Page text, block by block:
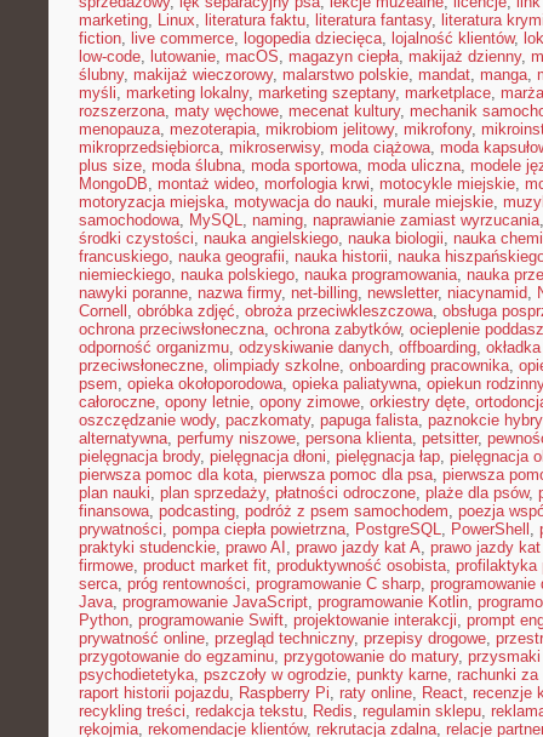
marketing, Linux, literatura faktu, literatura fantasy, literatura
fiction, live commerce, logopedia dziecięca, lojalność klientów,
low-code, lutowanie, macOS, magazyn ciepła, makijaż dzienny,
ślubny, makijaż wieczorowy, malarstwo polskie, mandat, manga,
myśli, marketing lokalny, marketing szeptany, marketplace, marża
rozszerzona, maty węchowe, mecenat kultury, mechanik
menopauza, mezoterapia, mikrobiom jelitowy, mikrofony,
mikroprzedsiębiorca, mikroserwisy, moda ciążowa, moda
plus size, moda ślubna, moda sportowa, moda uliczna, modele
MongoDB, montaż wideo, morfologia krwi, motocykle miejskie,
motoryzacja miejska, motywacja do nauki, murale miejskie,
samochodowa, MySQL, naming, naprawianie zamiast wyrzucania
środki czystości, nauka angielskiego, nauka biologii, nauka
francuskiego, nauka geografii, nauka historii, nauka
niemieckiego, nauka polskiego, nauka programowania, nauka
nawyki poranne, nazwa firmy, net-billing, newsletter, niacynamid,
Cornell , obróbka zdjęć, obroża przeciwkleszczowa, obsługa
ochrona przeciwsłoneczna, ochrona zabytków, ocieplenie
odporność organizmu, odzyskiwanie danych, offboarding,
przeciwsłoneczne, olimpiady szkolne, onboarding pracownika,
psem, opieka okołoporodowa, opieka paliatywna, opiekun rodzinny
całoroczne, opony letnie, opony zimowe, orkiestry dęte,
oszczędzanie wody, paczkomaty, papuga falista, paznokcie
alternatywna, perfumy niszowe, persona klienta, petsitter,
pielęgnacja brody, pielęgnacja dłoni, pielęgnacja łap, pielęgnacja
pierwsza pomoc dla kota, pierwsza pomoc dla psa, pierwsza
plan nauki, plan sprzedaży, płatności odroczone, plaże dla psów,
finansowa, podcasting, podróż z psem samochodem, poezja
prywatności, pompa ciepła powietrzna, PostgreSQL, PowerShell ,
praktyki studenckie, prawo AI , prawo jazdy kat A, prawo jazdy
firmowe, product market fit, produktywność osobista, profilaktyka
serca, próg rentowności, programowanie C sharp, programowanie
Java, programowanie JavaScript, programowanie Kotlin,
Python, programowanie Swift, projektowanie interakcji, prompt
prywatność online, przegląd techniczny, przepisy drogowe,
przygotowanie do egzaminu, przygotowanie do matury,
psychodietetyka, pszczoły w ogrodzie, punkty karne, rachunki za
raport historii pojazdu, Raspberry Pi, raty online, React, recenzje
recykling treści, redakcja tekstu, Redis, regulamin sklepu,
rękojmia, rekomendacje klientów, rekrutacja zdalna, relacje